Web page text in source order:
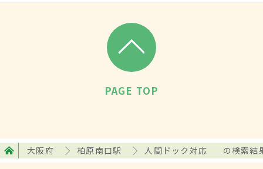
PAGE TOP
大阪府 柏原南口駅 人間ドック対応 の検索結